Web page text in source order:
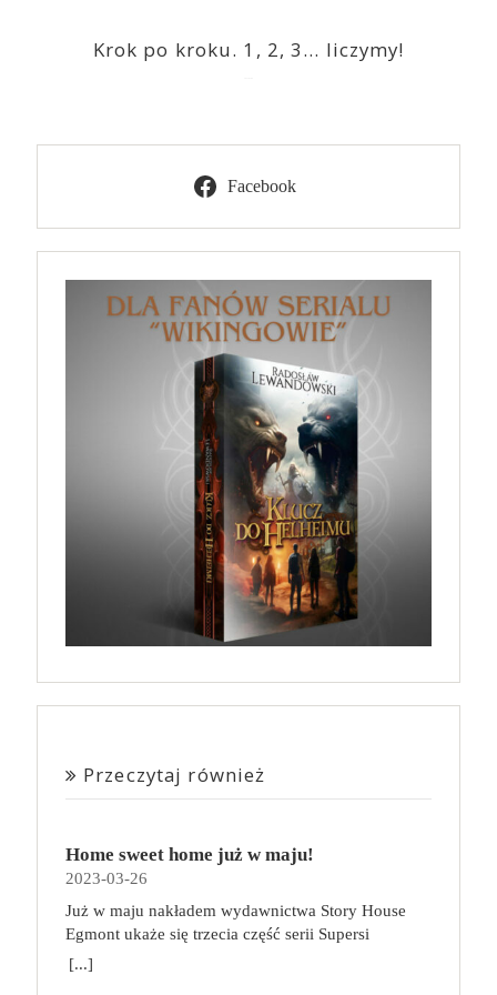
Krok po kroku. 1, 2, 3… liczymy!
Facebook
Przeczytaj również
Home sweet home już w maju!
2023-03-26
Już w maju nakładem wydawnictwa Story House
Egmont ukaże się trzecia część serii Supersi
scenarzysty Frederic Maupome. Ten tom nosi tytuł
[...]